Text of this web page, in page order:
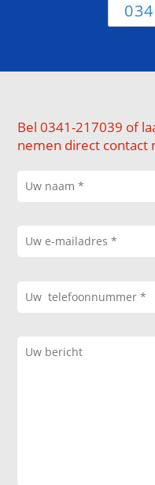
Bel 0341-217039 of
nemen direct contact